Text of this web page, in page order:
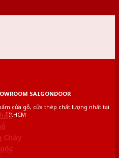
SAIGONDOOR
cửa gỗ, cửa thép chất lượng nhất tại
TP.HCM
Cháy